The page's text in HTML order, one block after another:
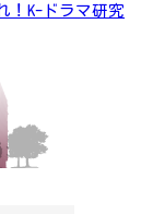
！K-ドラマ研究